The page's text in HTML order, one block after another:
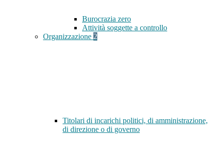
Burocrazia zero
Attività soggette a controllo
Organizzazione 2
Titolari di incarichi politici, di amministrazione,
di direzione o di governo